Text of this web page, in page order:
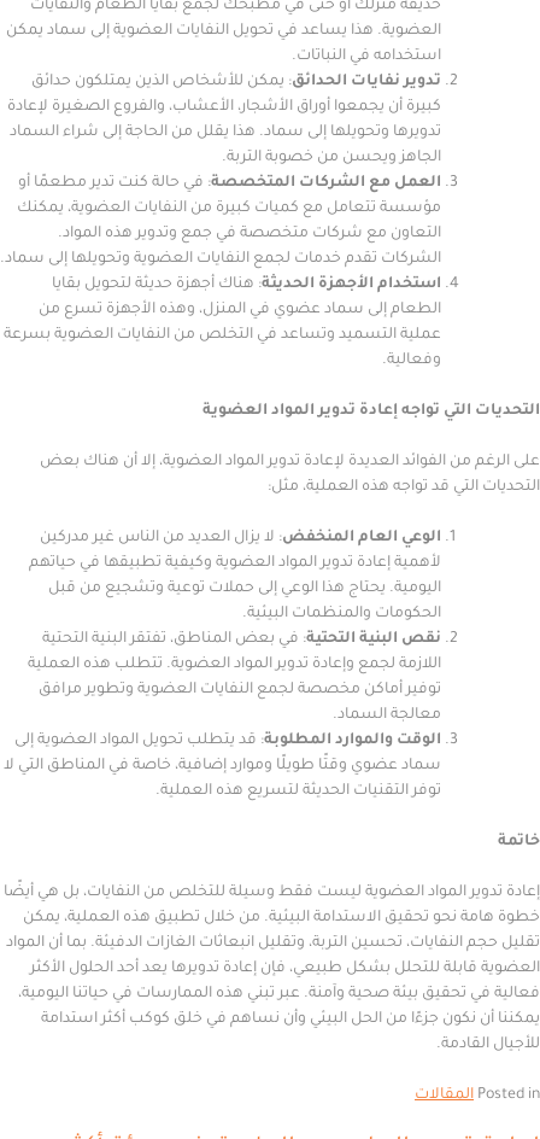
حديقة منزلك أو حتى في مطبخك لجمع بقايا الطعام والنفايات
العضوية. هذا يساعد في تحويل النفايات العضوية إلى سماد يمكن
استخدامه في النباتات.
تدوير نفايات الحدائق: يمكن للأشخاص الذين يمتلكون حدائق
كبيرة أن يجمعوا أوراق الأشجار، الأعشاب، والفروع الصغيرة لإعادة
تدويرها وتحويلها إلى سماد. هذا يقلل من الحاجة إلى شراء السماد
الجاهز ويحسن من خصوبة التربة.
العمل مع الشركات المتخصصة: في حالة كنت تدير مطعمًا أو
مؤسسة تتعامل مع كميات كبيرة من النفايات العضوية، يمكنك
التعاون مع شركات متخصصة في جمع وتدوير هذه المواد.
الشركات تقدم خدمات لجمع النفايات العضوية وتحويلها إلى سماد.
استخدام الأجهزة الحديثة: هناك أجهزة حديثة لتحويل بقايا
الطعام إلى سماد عضوي في المنزل، وهذه الأجهزة تسرع من
عملية التسميد وتساعد في التخلص من النفايات العضوية بسرعة
تواجه إعادة تدوير المواد العضوية
الفوائد العديدة لإعادة تدوير المواد العضوية، إلا أن هناك بعض
قد تواجه هذه العملية، مثل:
الوعي العام المنخفض: لا يزال العديد من الناس غير مدركين
لأهمية إعادة تدوير المواد العضوية وكيفية تطبيقها في حياتهم
اليومية. يحتاج هذا الوعي إلى حملات توعية وتشجيع من قبل
الحكومات والمنظمات البيئية.
نقص البنية التحتية: في بعض المناطق، تفتقر البنية التحتية
اللازمة لجمع وإعادة تدوير المواد العضوية. تتطلب هذه العملية
توفير أماكن مخصصة لجمع النفايات العضوية وتطوير مرافق
معالجة السماد.
الوقت والموارد المطلوبة : قد يتطلب تحويل المواد العضوية إلى
سماد عضوي وقتًا طويلًا وموارد إضافية، خاصة في المناطق التي لا
توفر التقنيات الحديثة لتسريع هذه العملية.
المواد العضوية ليست فقط وسيلة للتخلص من النفايات، بل هي أيضًا
نحو تحقيق الاستدامة البيئية. من خلال تطبيق هذه العملية، يمكن
تحسين التربة، وتقليل انبعاثات الغازات الدفيئة. بما أن المواد
للتحلل بشكل طبيعي، فإن إعادة تدويرها يعد أحد الحلول الأكثر
بيئة صحية وآمنة. عبر تبني هذه الممارسات في حياتنا اليومية،
نكون جزءًا من الحل البيئي وأن نساهم في خلق كوكب أكثر استدامة
المقالات